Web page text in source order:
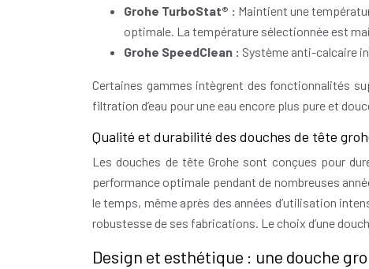
Grohe TurboStat® : Maintient une
optimale. La température sélectionnée est
Grohe SpeedClean : Système anti-calcaire
Certaines gammes intègrent des fonctionnalités
filtration d’eau pour une eau encore plus pure et
Qualité et durabilité des douches de tête
Les douches de tête Grohe sont conçues pour
performance optimale pendant de nombreuses
le temps, même après des années d’utilisation
robustesse de ses fabrications. Le choix d’une
Design et esthétique : une douche